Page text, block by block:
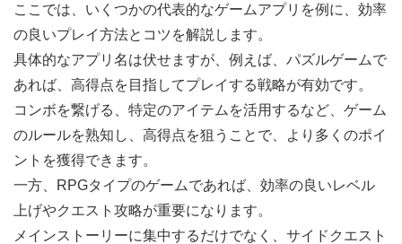
ここでは、いくつかの代表的なゲームアプリを例に、効率
の良いプレイ方法とコツを解説します。
具体的なアプリ名は伏せますが、例えば、パズルゲームで
あれば、高得点を目指してプレイする戦略が有効です。
コンボを繋げる、特定のアイテムを活用するなど、ゲーム
のルールを熟知し、高得点を狙うことで、より多くのポイ
ントを獲得できます。
一方、RPGタイプのゲームであれば、効率の良いレベル
上げやクエスト攻略が重要になります。
メインストーリーに集中するだけでなく、サイドクエスト